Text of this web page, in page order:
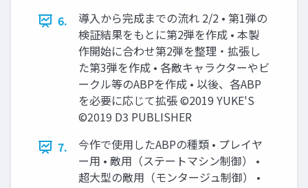
6.
導入から完成までの流れ 2/2 • 第1弾の
検証結果をもとに第2弾を作成 • 本製
作開始に合わせ第2弾を整理・拡張し
た第3弾を作成 • 各敵キャラクターやビ
ークル等のABPを作成 • 以後、各ABP
を必要に応じて拡張 ©2019 YUKE'S
©2019 D3 PUBLISHER
7.
今作で使用したABPの種類 • プレイヤ
ー用 • 敵用（ステートマシン制御） •
超大型の敵用（モンタージュ制御） •